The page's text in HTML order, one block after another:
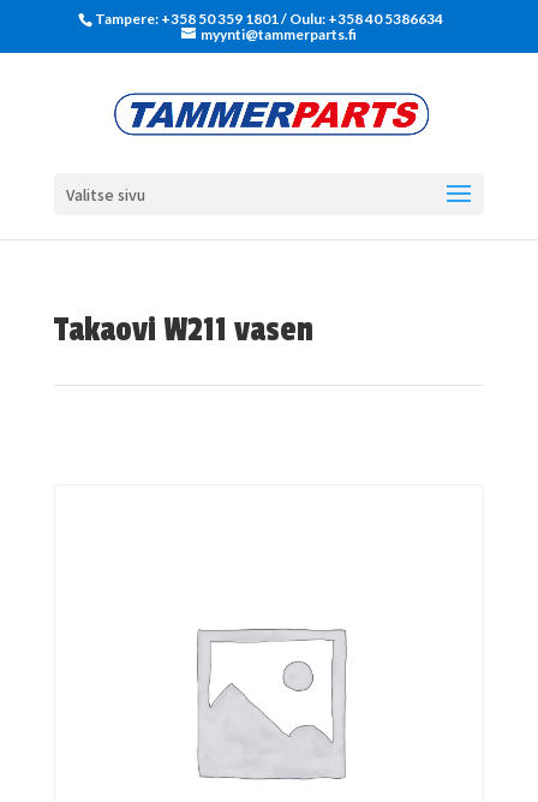
Tampere: +358 50 359 1801‬ / Oulu: +358 40 5386634
myynti@tammerparts.fi
Valitse sivu
Takaovi W211 vasen